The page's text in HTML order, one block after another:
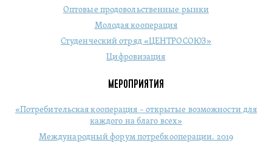
Оптовые продовольственные рынки
Молодая кооперация
Студенческий отряд «ЦЕНТРОСОЮЗ»
Цифровизация
МЕРОПРИЯТИЯ
«Потребительская кооперация – открытые возможности для
каждого на благо всех»
Международный форум потребкооперации. 2019